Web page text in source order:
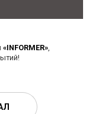
«INFORMER»,